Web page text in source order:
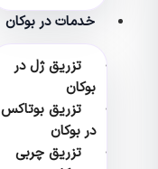
خدمات در بوکان
تزریق ژل در
بوکان
تزریق بوتاکس
در بوکان
تزریق چربی